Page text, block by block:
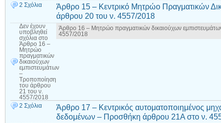
2 Σχόλια
Άρθρο 15 – Κεντρικό Μητρώο Πραγματικών
άρθρου 20 του ν. 4557/2018
Δεν έχουν
υποβληθεί
σχόλια στο
Άρθρο 16 –
Μητρώο
πραγματικών
δικαιούχων
εμπιστευμάτων
–
Τροποποίηση
του άρθρου
21 του ν.
4557/2018
Άρθρο 16 – Μητρώο πραγματικών δικαιούχων
4557/2018
2 Σχόλια
Άρθρο 17 – Κεντρικός αυτοματοποιημένος
δεδομένων – Προσθήκη άρθρου 21Α στο ν.